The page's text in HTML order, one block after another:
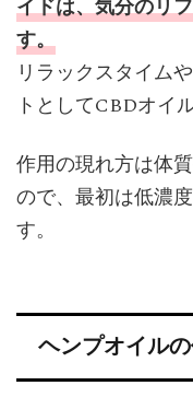
イドは、気分のリ
す。
リラックスタイム
トとしてCBDオイ
作用の現れ方は体
ので、最初は低濃
す。
ヘンプオイル